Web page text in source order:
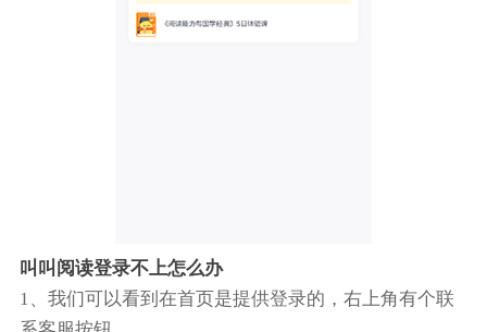
叫叫阅读登录不上怎么办
1、我们可以看到在首页是提供登录的，右上角有个联